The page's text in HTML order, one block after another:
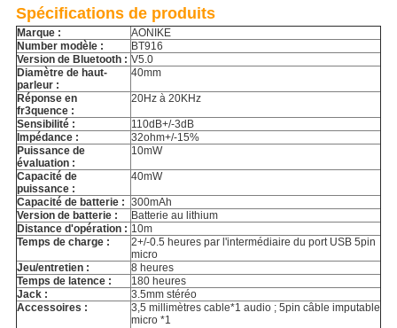
Spécifications de produits
Marque :
AONIKE
Number modèle :
BT916
Version de Bluetooth : V5.0
Diamètre de haut-
parleur :
40mm
Réponse en
fr3quence :
20Hz à 20KHz
Sensibilité :
110dB+/-3dB
Impédance :
32ohm+/-15%
Puissance de
évaluation :
10mW
Capacité de
puissance :
40mW
Capacité de batterie : 300mAh
Version de batterie :
Batterie au lithium
Distance d'opération : 10m
Temps de charge :
2+/-0.5 heures par l'intermédiaire du port USB 5pin
micro
Jeu/entretien :
8 heures
Temps de latence :
180 heures
Jack :
3.5mm stéréo
Accessoires :
3,5 millimètres cable*1 audio ; 5pin câble imputable
micro *1